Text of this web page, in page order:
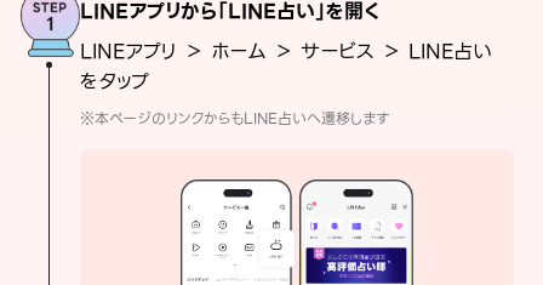
LINEアプリから「LINE占い」を開く
LINEアプリ ＞ ホーム ＞ サービス ＞ LINE占い
をタップ
※本ページのリンクからもLINE占いへ遷移します